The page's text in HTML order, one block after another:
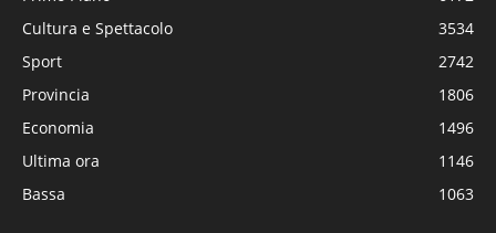
Cultura e Spettacolo
3534
Sport
2742
Provincia
1806
Economia
1496
Ultima ora
1146
Bassa
1063